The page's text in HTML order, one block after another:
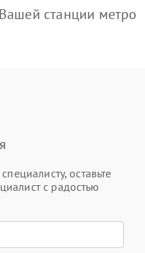
станции метро
оставьте
с радостью